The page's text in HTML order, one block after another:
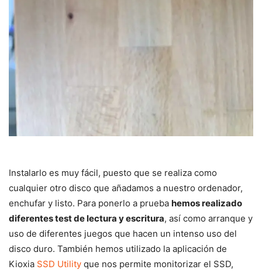
Instalarlo es muy fácil, puesto que se realiza como
cualquier otro disco que añadamos a nuestro ordenador,
enchufar y listo. Para ponerlo a prueba hemos realizado
diferentes test de lectura y escritura, así como arranque y
uso de diferentes juegos que hacen un intenso uso del
disco duro. También hemos utilizado la aplicación de
Kioxia SSD Utility que nos permite monitorizar el SSD,